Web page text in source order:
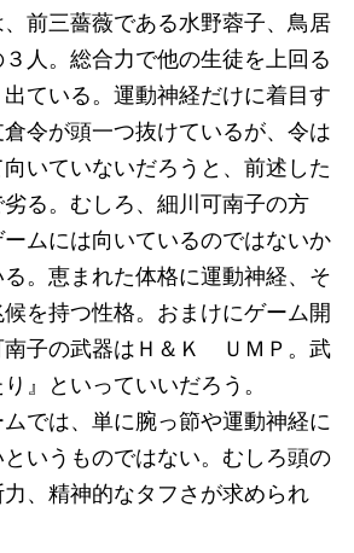
前三薔薇である水野蓉子、鳥居
人。総合力で他の生徒を上回る
ている。運動神経だけに着目す
令が頭一つ抜けているが、令は
いていないだろうと、前述した
る。むしろ、細川可南子の方
ムには向いているのではないか
。恵まれた体格に運動神経、そ
を持つ性格。おまけにゲーム開
南子の武器はＨ＆Ｋ ＵＭＰ。武
』といっていいだろう。
では、単に腕っ節や運動神経に
いうものではない。むしろ頭の
、精神的なタフさが求められ